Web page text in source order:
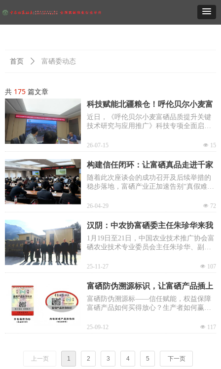
共 175 篇文章
科技赋能北疆粮仓！呼伦贝尔小麦富
硒关键技术研究与示范项目启动
近日，《呼伦贝尔小麦富硒品质提升关键
技术研究与应用推广》科技专项全面启动
넶 15
26-07-15
构建信任闭环：让富硒真品走进千家
万户
随着此次座谈会的成功召开及后续举措的
稳步落地，富硒产业正加速告别“真假难
通、产销通畅”的高质量发展新阶段
넶 72
26-04-29
汉阴：中农协富硒委主任朱珍华来我
县考察富硒产业
1月19日至21日，中国农业技术推广协会富
硒农业技术专业委员会主任朱珍华、副主
艺师唐德剑等一行来汉阴考察指导富硒产
业高质量发展工作
넶 107
25-11-27
富硒防伪溯源标识，让富硒产品插上
信任的翅膀
富硒防伪溯源标——信任赋能，权益保障
富硒产品如何买得放心？生产者如何赢得
——富硒防伪溯源标！
넶 117
25-09-12
上一页 1 2 3 4 5 下一页
首页 ꄲ 富硒委动态